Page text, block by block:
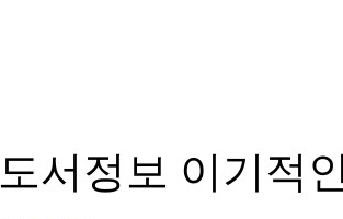
도서정보 이기적